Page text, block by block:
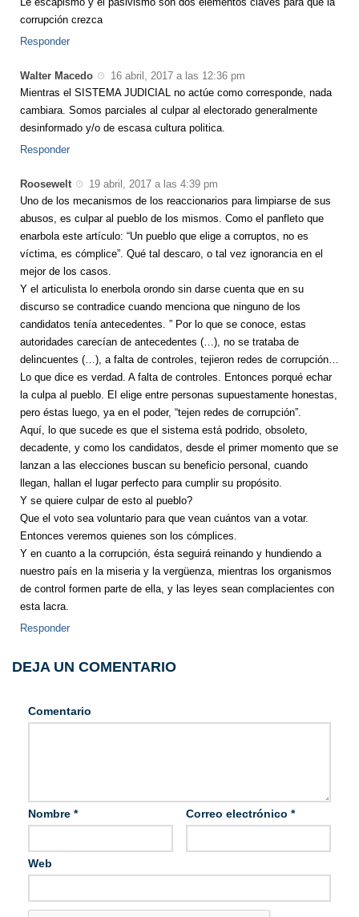
corrupción crezca
Responder
Walter Macedo
16 abril, 2017 a las 12:36 pm
Mientras el SISTEMA JUDICIAL no actúe como corresponde, nada
cambiara. Somos parciales al culpar al electorado generalmente
desinformado y/o de escasa cultura politica.
Responder
Roosewelt
19 abril, 2017 a las 4:39 pm
Uno de los mecanismos de los reaccionarios para limpiarse de sus
abusos, es culpar al pueblo de los mismos. Como el panfleto que
enarbola este artículo: “Un pueblo que elige a corruptos, no es
víctima, es cómplice”. Qué tal descaro, o tal vez ignorancia en el
mejor de los casos.
Y el articulista lo enerbola orondo sin darse cuenta que en su
discurso se contradice cuando menciona que ninguno de los
candidatos tenía antecedentes. ” Por lo que se conoce, estas
autoridades carecían de antecedentes (…), no se trataba de
delincuentes (…), a falta de controles, tejieron redes de corrupción…
Lo que dice es verdad. A falta de controles. Entonces porqué echar
la culpa al pueblo. El elige entre personas supuestamente honestas,
pero éstas luego, ya en el poder, “tejen redes de corrupción”.
Aquí, lo que sucede es que el sistema está podrido, obsoleto,
decadente, y como los candidatos, desde el primer momento que se
lanzan a las elecciones buscan su beneficio personal, cuando
llegan, hallan el lugar perfecto para cumplir su propósito.
Y se quiere culpar de esto al pueblo?
Que el voto sea voluntario para que vean cuántos van a votar.
Entonces veremos quienes son los cómplices.
Y en cuanto a la corrupción, ésta seguirá reinando y hundiendo a
nuestro país en la miseria y la vergüenza, mientras los organismos
de control formen parte de ella, y las leyes sean complacientes con
esta lacra.
Responder
DEJA UN COMENTARIO
Comentario
Nombre * Correo electrónico *
Web